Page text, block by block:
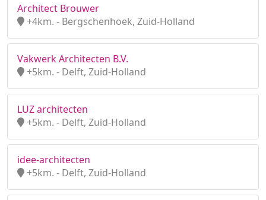
Architect Brouwer
+4km. - Bergschenhoek, Zuid-Holland
Vakwerk Architecten B.V.
+5km. - Delft, Zuid-Holland
LUZ architecten
+5km. - Delft, Zuid-Holland
idee-architecten
+5km. - Delft, Zuid-Holland